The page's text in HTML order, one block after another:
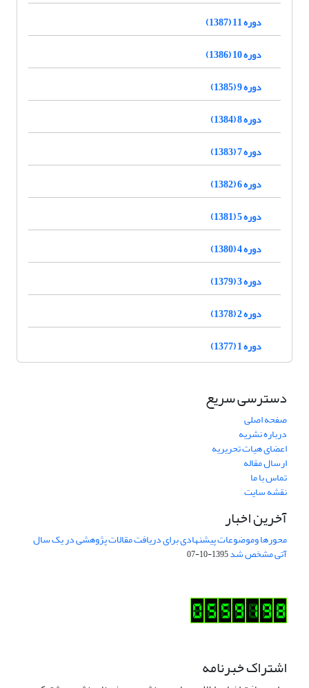
دوره 11 (1387)
دوره 10 (1386)
دوره 9 (1385)
دوره 8 (1384)
دوره 7 (1383)
دوره 6 (1382)
دوره 5 (1381)
دوره 4 (1380)
دوره 3 (1379)
دوره 2 (1378)
دوره 1 (1377)
دسترسی سریع
صفحه اصلی
درباره نشریه
اعضای هیات تحریریه
ارسال مقاله
تماس با ما
نقشه سایت
آخرین اخبار
محورها وموضوعات پیشنهادی برای دریافت مقالات پژوهشی در یک سال
آتی مشخص شد1395-10-07
اشتراک خبرنامه